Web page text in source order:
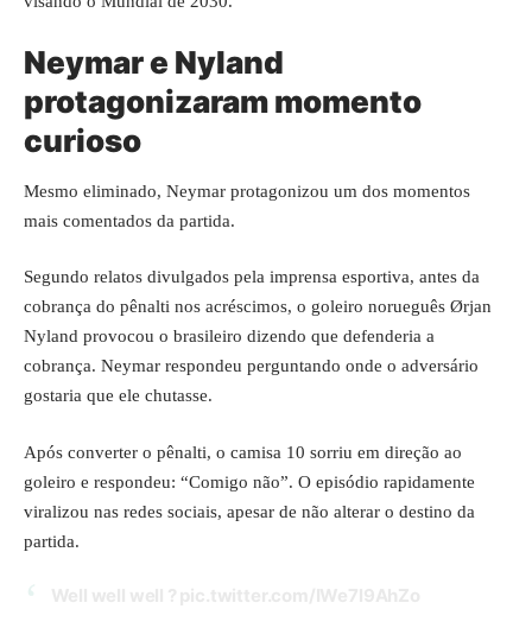
Neymar e Nyland
protagonizaram momento
curioso
Mesmo eliminado, Neymar protagonizou um dos momentos
mais comentados da partida.
Segundo relatos divulgados pela imprensa esportiva, antes da
cobrança do pênalti nos acréscimos, o goleiro norueguês Ørjan
Nyland provocou o brasileiro dizendo que defenderia a
cobrança. Neymar respondeu perguntando onde o adversário
gostaria que ele chutasse.
Após converter o pênalti, o camisa 10 sorriu em direção ao
goleiro e respondeu: “Comigo não”. O episódio rapidamente
viralizou nas redes sociais, apesar de não alterar o destino da
partida.